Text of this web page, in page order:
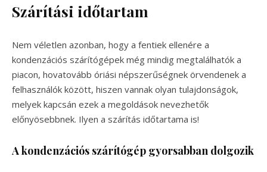
Szárítási időtartam
Nem véletlen azonban, hogy a fentiek ellenére a
kondenzációs szárítógépek még mindig megtalálhatók a
piacon, hovatovább óriási népszerűségnek örvendenek a
felhasználók között, hiszen vannak olyan tulajdonságok,
melyek kapcsán ezek a megoldások nevezhetők
előnyösebbnek. Ilyen a szárítás időtartama is!
A kondenzációs szárítógép gyorsabban dolgozik